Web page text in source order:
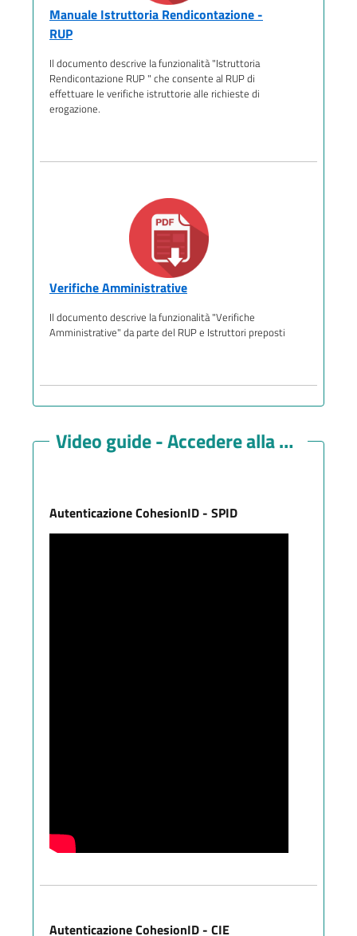
Manuale Istruttoria Rendicontazione -
RUP
Il documento descrive la funzionalità "Istruttoria
Rendicontazione RUP " che consente al RUP di
effettuare le verifiche istruttorie alle richieste di
erogazione.
Verifiche Amministrative
Il documento descrive la funzionalità "Verifiche
Amministrative" da parte del RUP e Istruttori preposti
Video guide - Accedere alla
Autenticazione CohesionID - SPID
Autenticazione CohesionID - CIE